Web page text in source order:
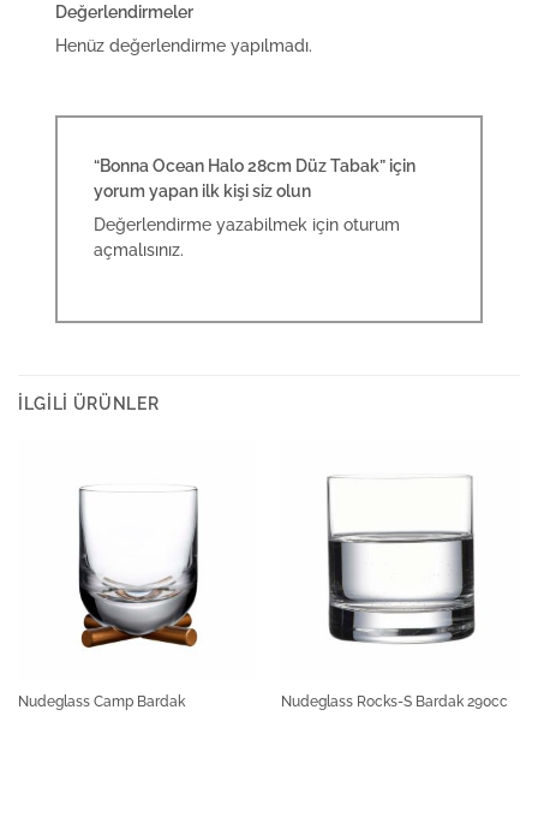
Değerlendirmeler
Henüz değerlendirme yapılmadı.
“Bonna Ocean Halo 28cm Düz Tabak” için
yorum yapan ilk kişi siz olun
Değerlendirme yazabilmek içinoturum
açmalısınız.
İLGILI ÜRÜNLER
Nudeglass Camp Bardak Nudeglass Rocks-S Bardak 290cc